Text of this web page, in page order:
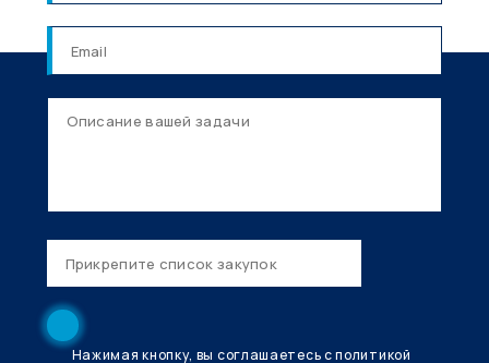
Нажимая кнопку, вы соглашаетесь с политикой